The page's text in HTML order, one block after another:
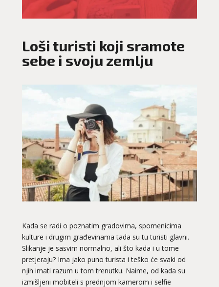
Loši turisti koji sramote
sebe i svoju zemlju
Kada se radi o poznatim gradovima, spomenicima
kulture i drugim građevinama tada su tu turisti glavni.
Slikanje je sasvim normalno, ali što kada i u tome
pretjeraju? Ima jako puno turista i teško će svaki od
njih imati razum u tom trenutku. Naime, od kada su
izmišljeni mobiteli s prednjom kamerom i selfie